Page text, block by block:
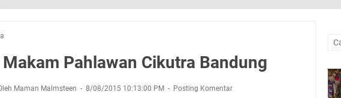
Pahlawan Cikutra Bandung
Maman Malmsteen 8/08/2015 10:13:00 PM Posting Komentar